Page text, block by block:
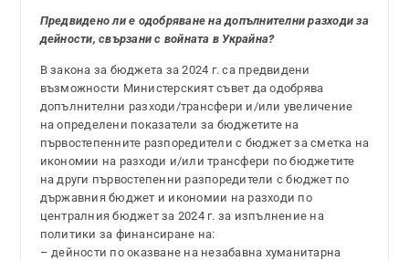
Предвидено ли е одобряване на допълнителни разходи за
дейности, свързани с войната в Украйна?
В закона за бюджета за 2024 г. са предвидени
възможности Министерският съвет да одо­брява
допълнителни разходи/трансфери и/или увеличение
на определени показатели за бюджетите на
първостепенните разпоредители с бюджет за сметка на
икономии на разходи и/или трансфери по бюджетите
на други пър­востепенни разпоредители с бюджет по
дър­жавния бюджет и икономии на разходи по
централния бюджет за 2024 г. за изпълнение на
политики за финансиране на:
– дейности по оказване на незабавна хуманитарна